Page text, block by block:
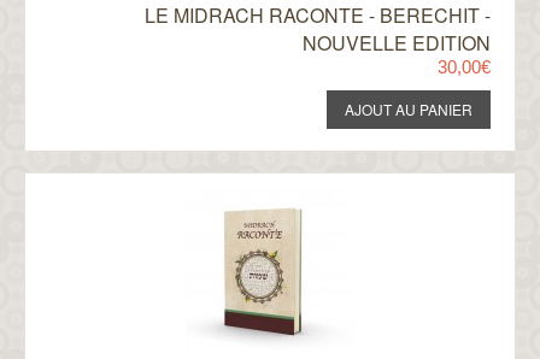
LE MIDRACH RACONTE - BERECHIT -
NOUVELLE EDITION
30,00€